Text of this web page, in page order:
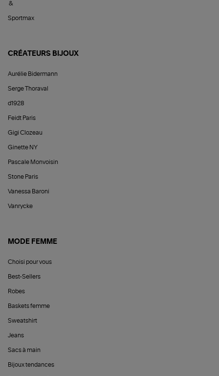
&
Sportmax
CRÉATEURS BIJOUX
Aurélie Bidermann
Serge Thoraval
d1928
Feidt Paris
Gigi Clozeau
Ginette NY
Pascale Monvoisin
Stone Paris
Vanessa Baroni
Vanrycke
MODE FEMME
Choisi pour vous
Best-Sellers
Robes
Baskets femme
Sweatshirt
Jeans
Sacs à main
Bijoux tendances